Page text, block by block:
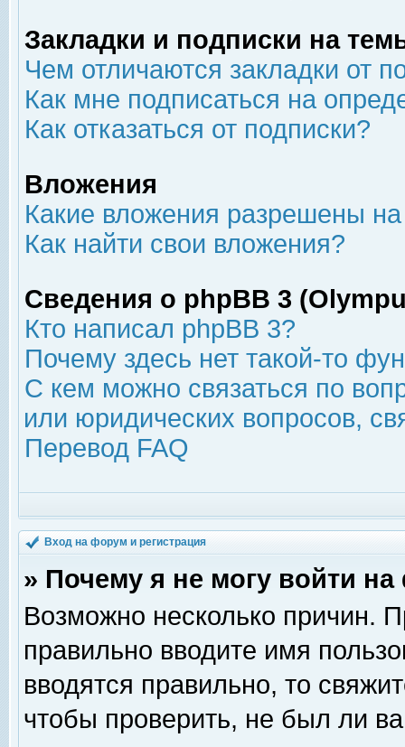
Закладки и подписки на
Чем отличаются закладки от
Как мне подписаться на
Как отказаться от подписки?
Вложения
Какие вложения разрешены
Как найти свои вложения?
Сведения о phpBB 3
Кто написал phpBB 3?
Почему здесь нет такой-то
С кем можно связаться по
или юридических вопросов,
Перевод FAQ
Вход на форум и регистрация
» Почему я не могу войти
Возможно несколько причин.
правильно вводите имя
вводятся правильно, то
чтобы проверить, не был ли